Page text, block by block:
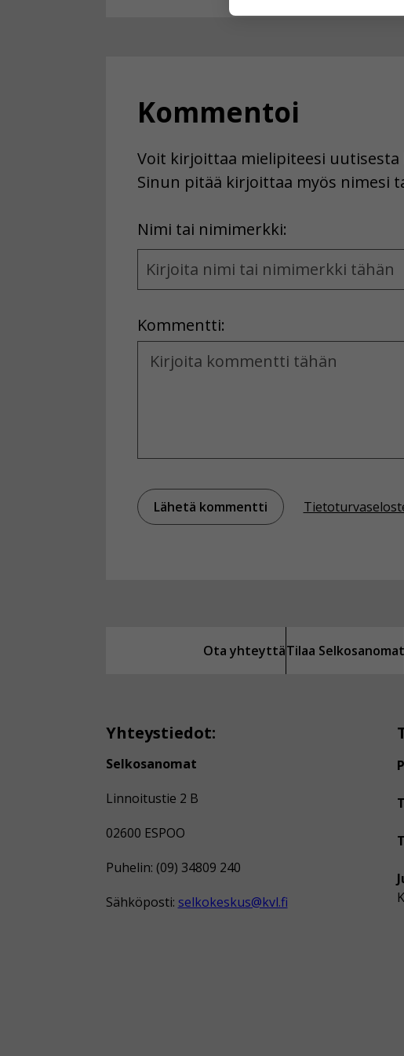
Kommentoi
Voit kirjoittaa mielipiteesi
Sinun pitää kirjoittaa myös nimesi
Nimi tai nimimerkki:
Name
and
Kommentti:
Kommentti
Ota yhteyttäTilaa Selkosanomat
Yhteystiedot:
Selkosanomat
Linnoitustie 2 B
02600 ESPOO
Puhelin: (09) 34809 240
Sähköposti: selkokeskus@kvl.fi